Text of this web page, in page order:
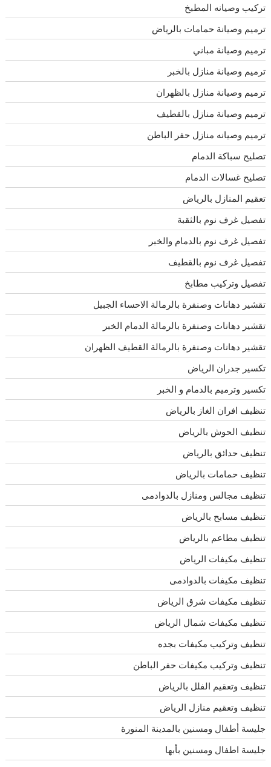
تركيب وصيانه المطبخ
ترميم وصيانة حمامات بالرياض
ترميم وصيانة مباني
ترميم وصيانة منازل بالخبر
ترميم وصيانة منازل بالظهران
ترميم وصيانة منازل بالقطيف
ترميم وصيانه منازل حفر الباطن
تصليح سباكة الدمام
تصليح غسالات الدمام
تعقيم المنازل بالرياض
تفصيل غرف نوم بالثقبة
تفصيل غرف نوم بالدمام والخبر
تفصيل غرف نوم بالقطيف
تفصيل وتركيب مطابخ
تقشير دهانات وصنفرة بالرمالة الاحساء الجبيل
تقشير دهانات وصنفرة بالرمالة الدمام الخبر
تقشير دهانات وصنفرة بالرمالة القطيف الظهران
تكسير جدران الرياض
تكسير وترميم بالدمام و الخبر
تنظيف افران الغاز بالرياض
تنظيف الحوش بالرياض
تنظيف حدائق بالرياض
تنظيف حمامات بالرياض
تنظيف مجالس ومنازل بالدوادمى
تنظيف مسابح بالرياض
تنظيف مطاعم بالرياض
تنظيف مكيفات الرياض
تنظيف مكيفات بالدوادمى
تنظيف مكيفات شرق الرياض
تنظيف مكيفات شمال الرياض
تنظيف وتركيب مكيفات بجده
تنظيف وتركيب مكيفات حفر الباطن
تنظيف وتعقيم الفلل بالرياض
تنظيف وتعقيم منازل الرياض
جليسة أطفال ومسنين بالمدينة المنورة
جليسة اطفال ومسنين بأبها